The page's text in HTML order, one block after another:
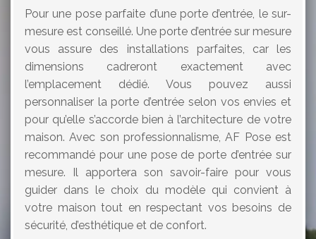
Pour une pose parfaite d’une porte d’entrée, le sur-
mesure est conseillé. Une porte d’entrée sur mesure
vous assure des installations parfaites, car les
dimensions cadreront exactement avec
l’emplacement dédié. Vous pouvez aussi
personnaliser la porte d’entrée selon vos envies et
pour qu’elle s’accorde bien à l’architecture de votre
maison. Avec son professionnalisme, AF Pose est
recommandé pour une pose de porte d’entrée sur
mesure. Il apportera son savoir-faire pour vous
guider dans le choix du modèle qui convient à
votre maison tout en respectant vos besoins de
sécurité, d’esthétique et de confort.